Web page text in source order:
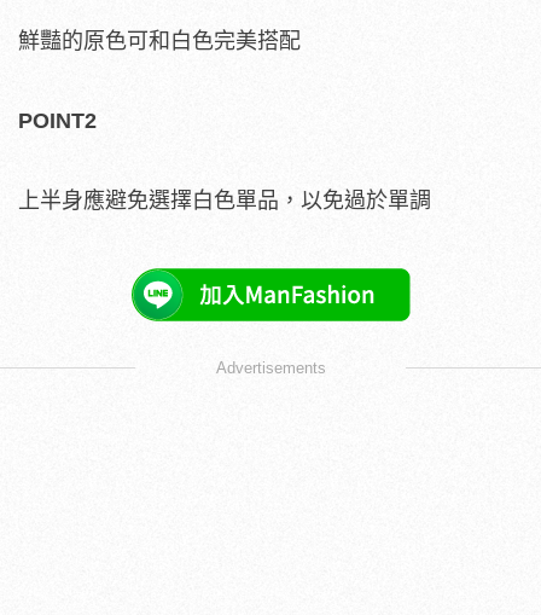
鮮豔的原色可和白色完美搭配
POINT2
上半身應避免選擇白色單品，以免過於單調
Advertisements